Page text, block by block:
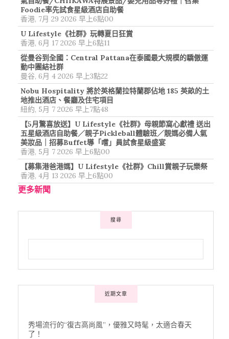
Foodie率先試食星級酒店自助餐
香港, 7月 29 2026 早上6點00
U Lifestyle《社群》玩轉夏日狂賞
香港, 6月 17 2026 早上6點11
從曼谷到全國：Central Pattana在泰國最大規模的驕傲運
動中團結社群
曼谷, 6月 4 2026 早上3點22
Nobu Hospitality 將於英格蘭拉特蘭郡佔地 185 英畝的土
地推出酒店、餐廳及住宅項目
紐約, 5月 7 2026 早上7點48
【5月驚喜放送】U Lifestyle《社群》母親節窩心獻禮 送出
五星級酒店自助餐／親子Pickleball體驗班／靚媽必備人氣
美妝品｜招募Buffet導「嚐」員試食星級盛宴
香港, 5月 7 2026 早上6點00
【募集港爸港媽】U Lifestyle《社群》Chill賞親子玩樂祭
香港, 4月 13 2026 早上6點00
更多新聞
搜尋
近期文章
秀場流行的“復古高尚風”，優雅又時髦，太適合春天
了！